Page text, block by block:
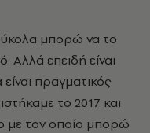
μπορώ να το
Αλλά επειδή είναι
πραγματικός
το 2017 και
με τον οποίο μπορώ